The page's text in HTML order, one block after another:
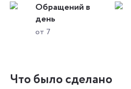
Обращений в
день
от 7
Что было сделано